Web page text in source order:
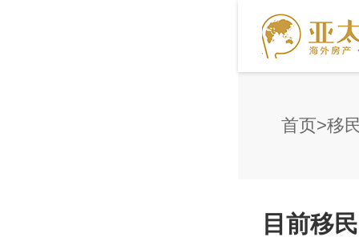
首页 移
目前移